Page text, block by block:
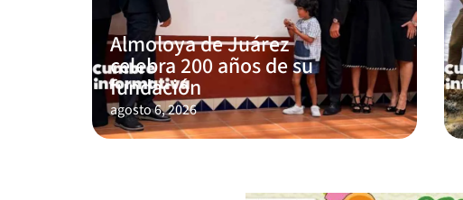
Almoloya de Juárez
celebra 200 años de su
fundación
agosto 6, 2026